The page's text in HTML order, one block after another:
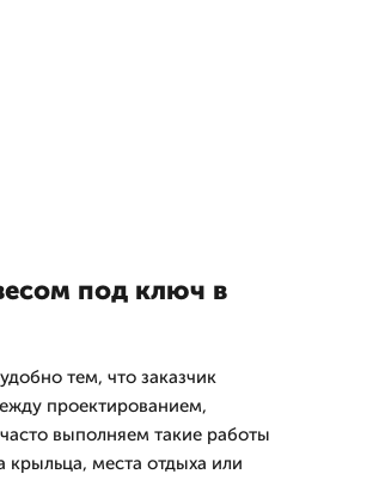
под ключ в
тем, что заказчик
проектированием,
выполняем такие работы
крыльца, места отдыха или